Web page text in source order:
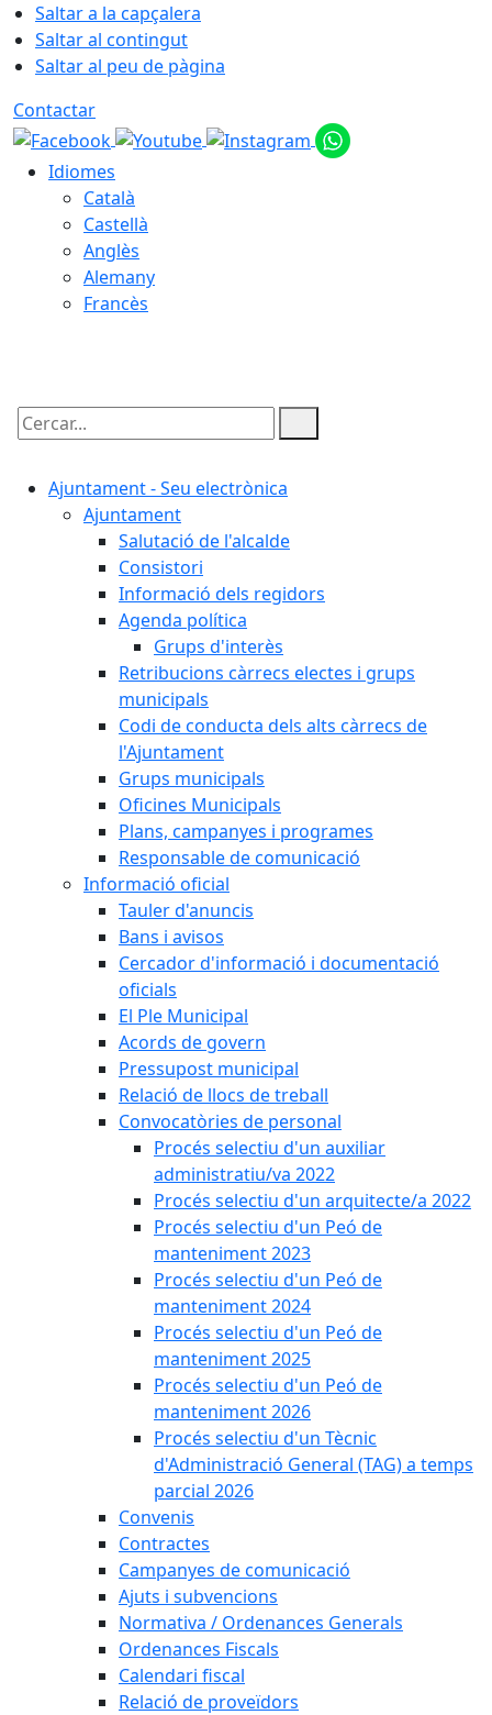
Saltar a la capçalera
Saltar al contingut
Saltar al peu de pàgina
Contactar
Idiomes
Català
Castellà
Anglès
Alemany
Francès
Cercar:
Ajuntament - Seu electrònica
Ajuntament
Salutació de l'alcalde
Consistori
Informació dels regidors
Agenda política
Grups d'interès
Retribucions càrrecs electes i grups
municipals
Codi de conducta dels alts càrrecs de
l'Ajuntament
Grups municipals
Oficines Municipals
Plans, campanyes i programes
Responsable de comunicació
Informació oficial
Tauler d'anuncis
Bans i avisos
Cercador d'informació i documentació
oficials
El Ple Municipal
Acords de govern
Pressupost municipal
Relació de llocs de treball
Convocatòries de personal
Procés selectiu d'un auxiliar
administratiu/va 2022
Procés selectiu d'un arquitecte/a 2022
Procés selectiu d'un Peó de
manteniment 2023
Procés selectiu d'un Peó de
manteniment 2024
Procés selectiu d'un Peó de
manteniment 2025
Procés selectiu d'un Peó de
manteniment 2026
Procés selectiu d'un Tècnic
d'Administració General (TAG) a temps
parcial 2026
Convenis
Contractes
Campanyes de comunicació
Ajuts i subvencions
Normativa / Ordenances Generals
Ordenances Fiscals
Calendari fiscal
Relació de proveïdors